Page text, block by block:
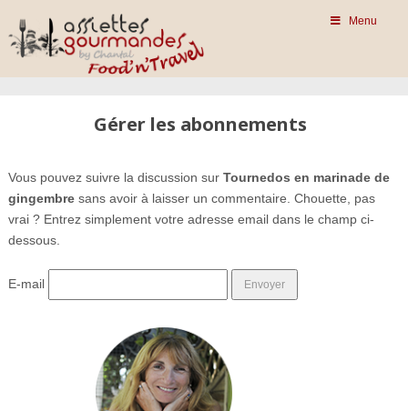
Menu
Gérer les abonnements
Vous pouvez suivre la discussion sur Tournedos en marinade de
gingembresans avoir à laisser un commentaire. Chouette, pas
vrai ? Entrez simplement votre adresse email dans le champ ci-
dessous.
E-mail